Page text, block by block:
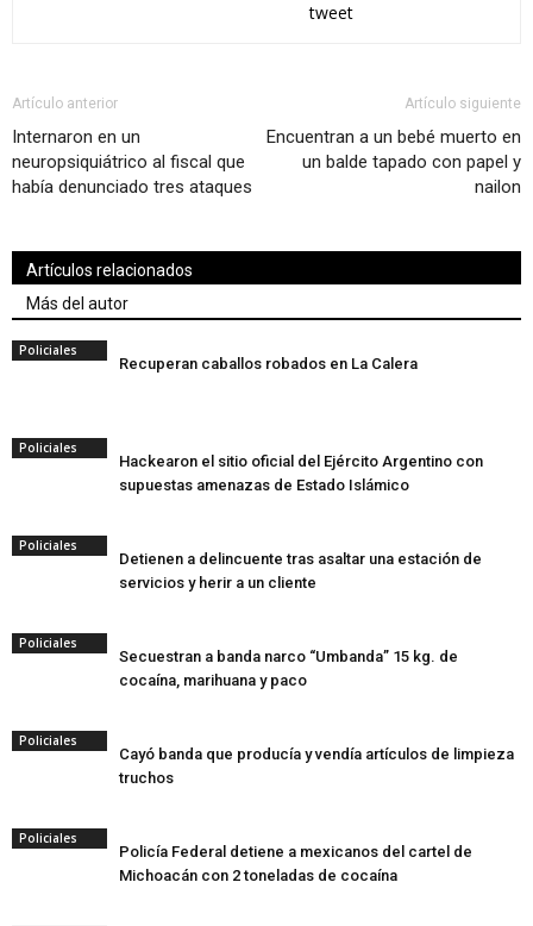
tweet
Artículo anterior
Internaron en un
neuropsiquiátrico al fiscal que
había denunciado tres ataques
Artículo siguiente
Encuentran a un bebé muerto en
un balde tapado con papel y
nailon
Artículos relacionados
Más del autor
Policiales
Recuperan caballos robados en La Calera
Policiales
Hackearon el sitio oficial del Ejército Argentino con
supuestas amenazas de Estado Islámico
Policiales
Detienen a delincuente tras asaltar una estación de
servicios y herir a un cliente
Policiales
Secuestran a banda narco “Umbanda” 15 kg. de
cocaína, marihuana y paco
Policiales
Cayó banda que producía y vendía artículos de limpieza
truchos
Policiales
Policía Federal detiene a mexicanos del cartel de
Michoacán con 2 toneladas de cocaína